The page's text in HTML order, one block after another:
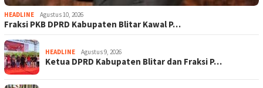
HEADLINE Agustus 10, 2026
Fraksi PKB DPRD Kabupaten Blitar Kawal P…
HEADLINE Agustus 9, 2026
Ketua DPRD Kabupaten Blitar dan Fraksi P…